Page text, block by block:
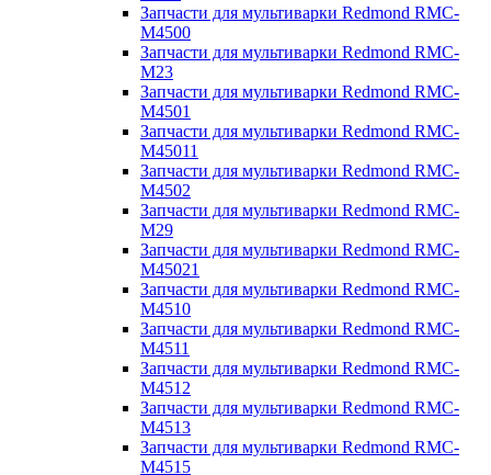
Запчасти для мультиварки Redmond RMC-
M4500
Запчасти для мультиварки Redmond RMC-
M23
Запчасти для мультиварки Redmond RMC-
M4501
Запчасти для мультиварки Redmond RMC-
M45011
Запчасти для мультиварки Redmond RMC-
M4502
Запчасти для мультиварки Redmond RMC-
M29
Запчасти для мультиварки Redmond RMC-
M45021
Запчасти для мультиварки Redmond RMC-
M4510
Запчасти для мультиварки Redmond RMC-
M4511
Запчасти для мультиварки Redmond RMC-
M4512
Запчасти для мультиварки Redmond RMC-
M4513
Запчасти для мультиварки Redmond RMC-
M4515